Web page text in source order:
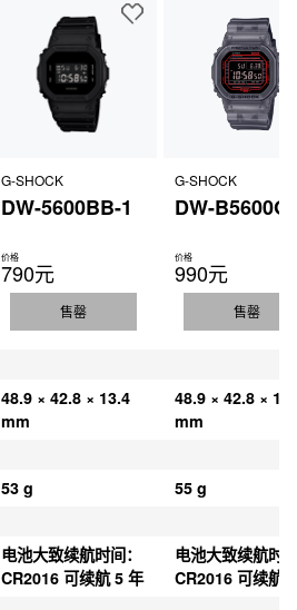
G-SHOCK
DW-5600BB-1
价格
790元
售罄
G-SHOCK
DW-
价格
990元
售罄
48.9 × 42.8 × 13.4
mm
48.9 × 42.8 ×
mm
53 g
55 g
电池大致续航时间：
CR2016 可续航 5 年
电池大致续航时
CR2016 可续航